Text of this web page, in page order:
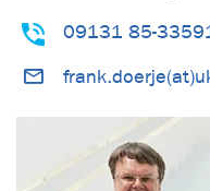
09131 85-